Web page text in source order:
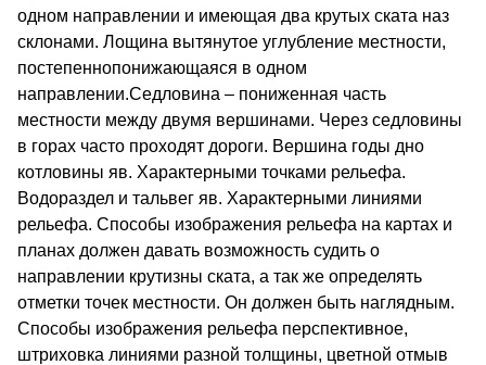
одном направлении и имеющая два крутых ската наз
склонами. Лощина вытянутое углубление местности,
постепеннопонижающаяся в одном
направлении.Седловина – пониженная часть
местности между двумя вершинами. Через седловины
в горах часто проходят дороги. Вершина годы дно
котловины яв. Характерными точками рельефа.
Водораздел и тальвег яв. Характерными линиями
рельефа. Способы изображения рельефа на картах и
планах должен давать возможность судить о
направлении крутизны ската, а так же определять
отметки точек местности. Он должен быть наглядным.
Способы изображения рельефа перспективное,
штриховка линиями разной толщины, цветной отмыв